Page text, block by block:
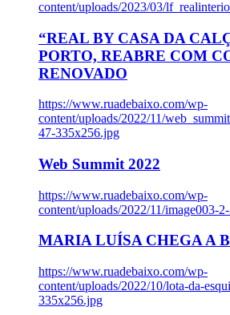
content/uploads/2023/03/
“REAL BY CASA DA
PORTO, REABRE COM
RENOVADO
https://www.ruadebaixo.com/wp-
content/uploads/2022/11/
47-335x256.jpg
Web Summit 2022
https://www.ruadebaixo.com/wp-
content/uploads/2022/11/image003-
MARIA LUÍSA CHEGA A
https://www.ruadebaixo.com/wp-
content/uploads/2022/10/lota-da-
335x256.jpg